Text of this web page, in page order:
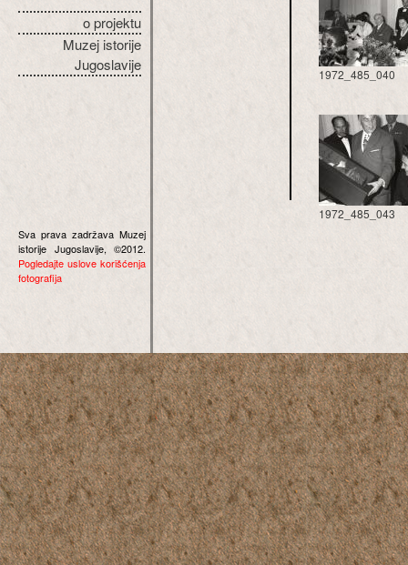
o projektu
Muzej istorije
Jugoslavije
Sva prava zadržava Muzej
istorije Jugoslavije, ©2012.
Pogledajte uslove korišćenja
fotografija
1972_485_040
1972_485_043